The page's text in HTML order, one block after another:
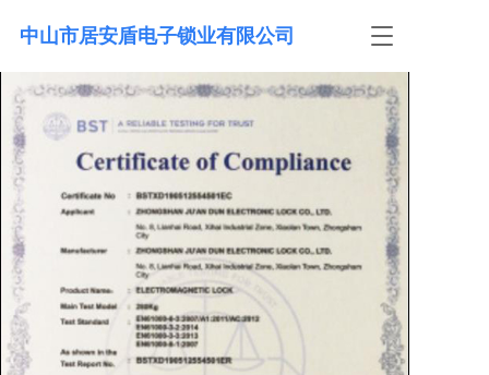
T
g
e
n
a
v
g
a
t
i
o
n
中山市居安盾电子锁业有限公司